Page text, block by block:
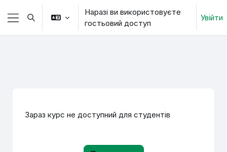
Перейти до головного вмісту
Бокова панель
Переключити введення пошуку
Наразі ви використовуєте
гостьовий доступ
Увійти
Зараз курс не доступний для студентів